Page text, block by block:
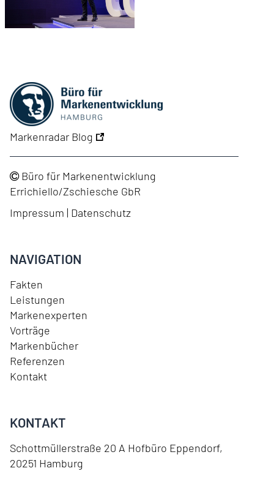
Markenradar Blog
Büro für Markenentwicklung
Errichiello/Zschiesche GbR
Impressum | Datenschutz
NAVIGATION
Fakten
Leistungen
Markenexperten
Vorträge
Markenbücher
Referenzen
Kontakt
KONTAKT
Schottmüllerstraße 20 A Hofbüro Eppendorf,
20251 Hamburg